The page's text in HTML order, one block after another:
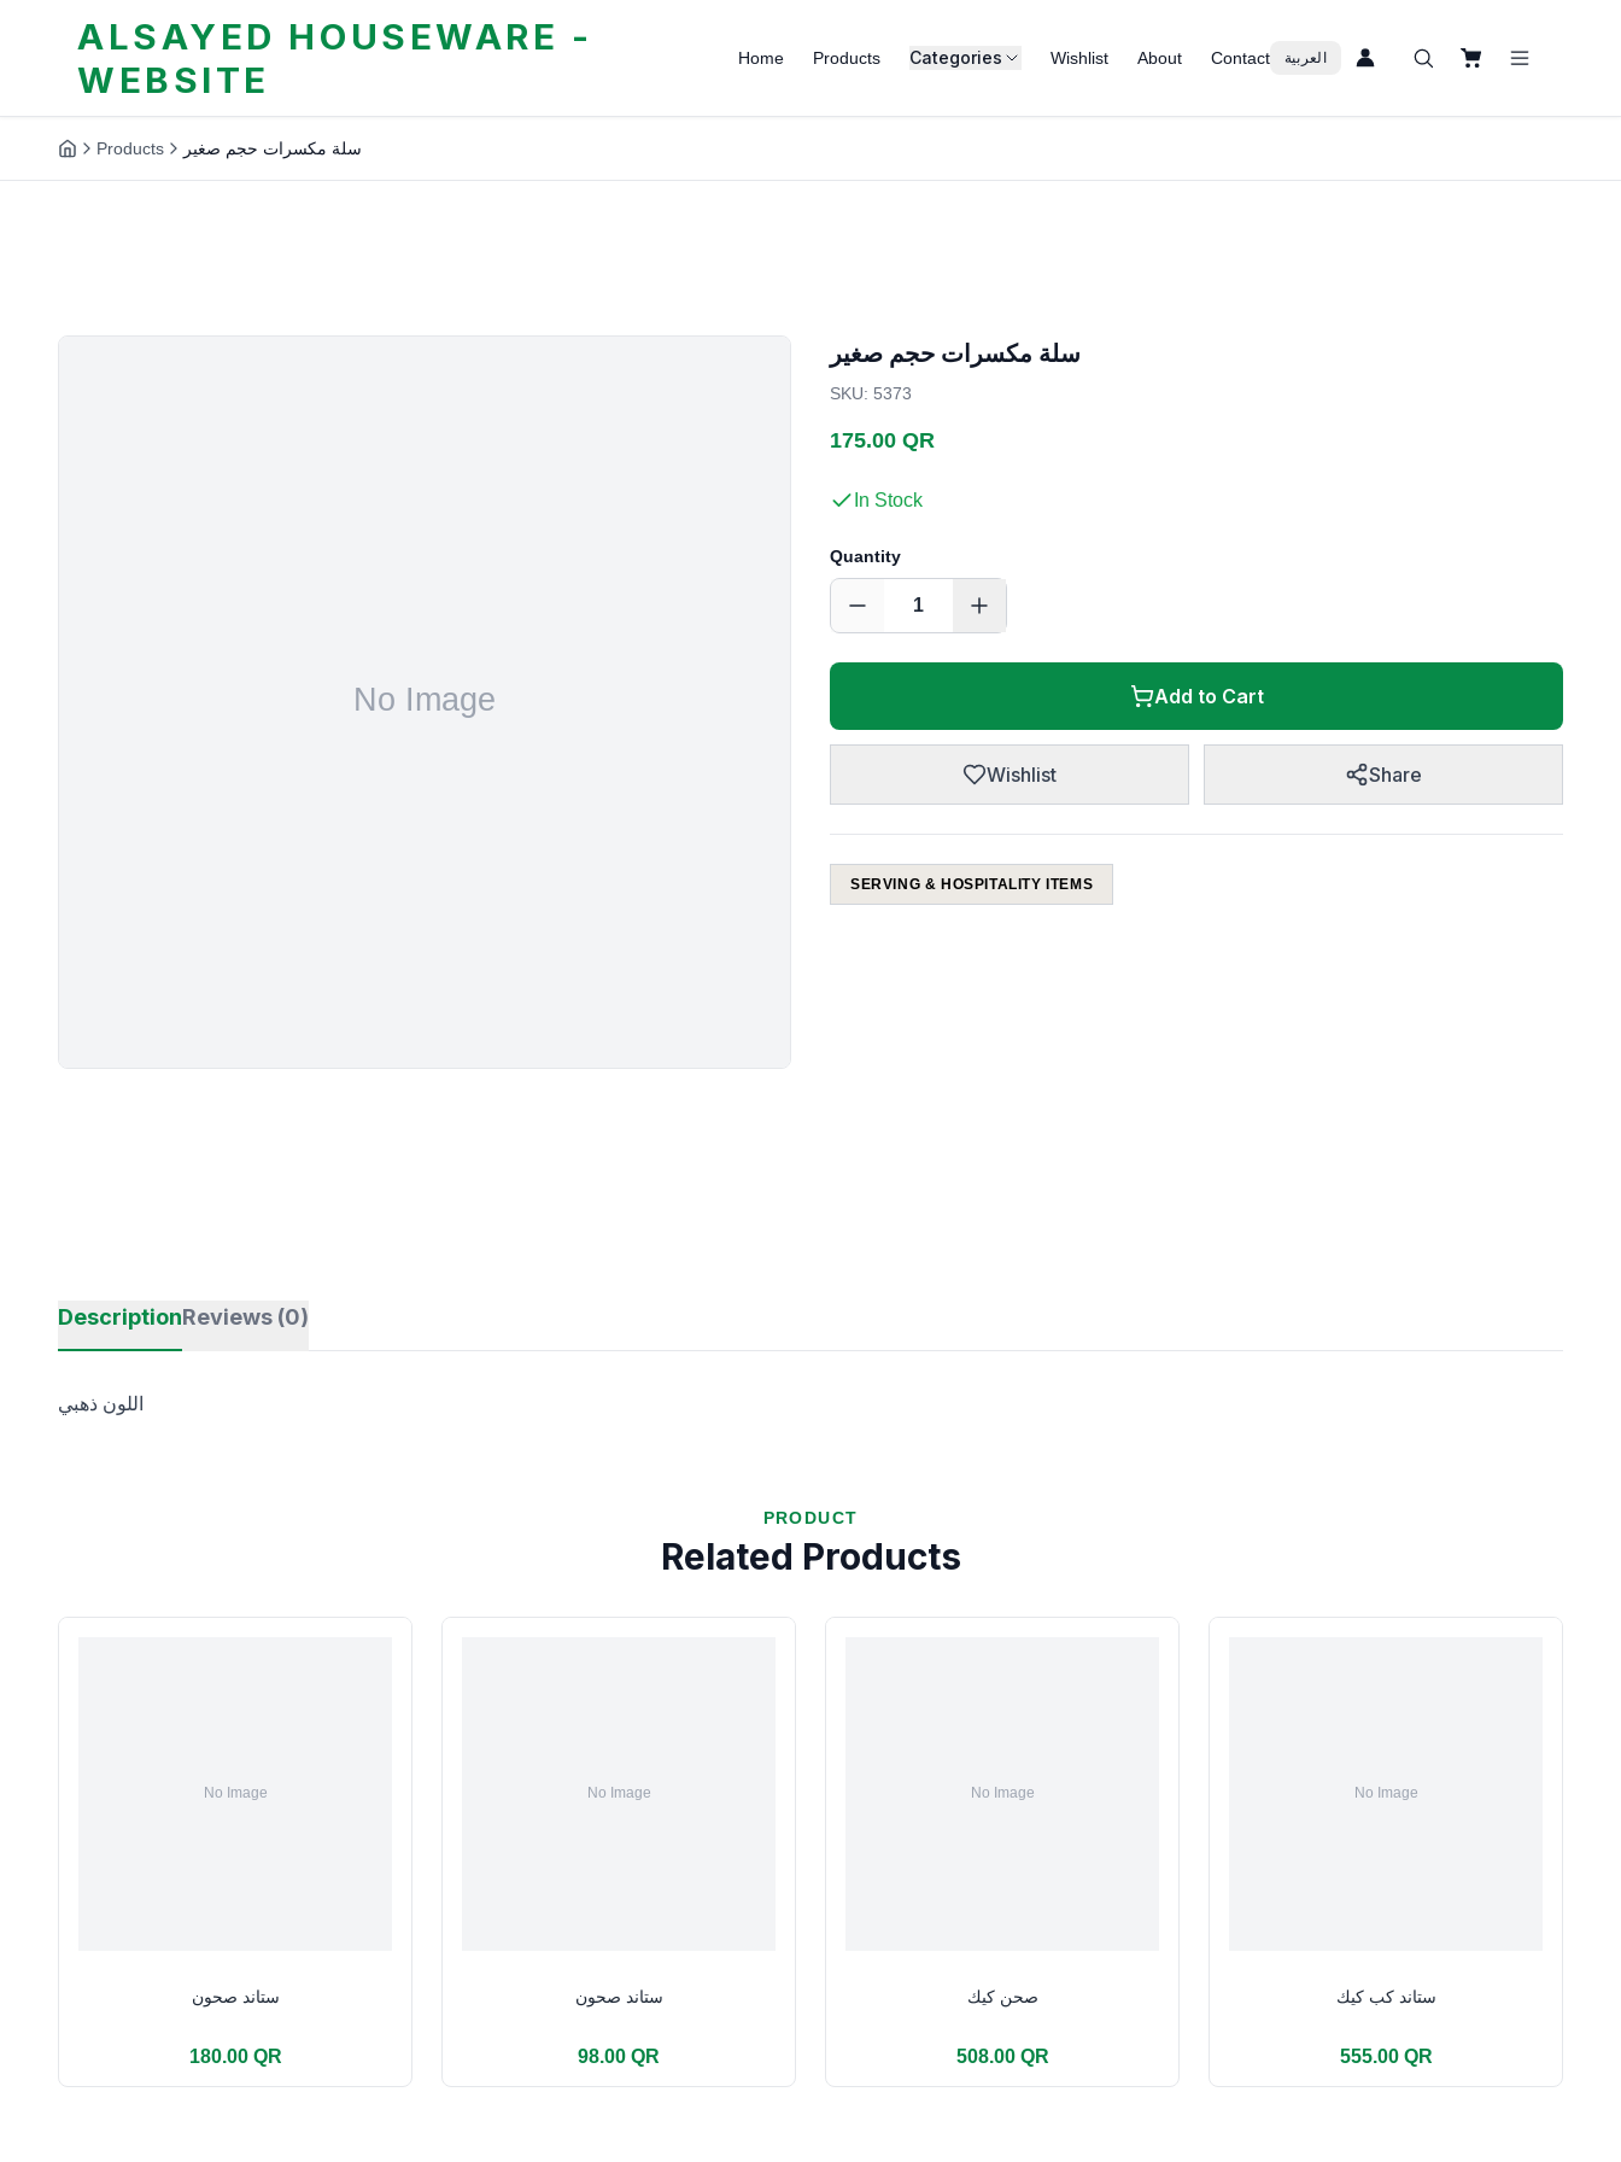
ALSAYED HOUSEWARE -
WEBSITE
Home Products Categories Wishlist About Contact العربية
Products سلة مكسرات حجم صغير
سلة مكسرات حجم صغير
SKU: 5373
175.00 QR
In Stock
Quantity
1
Add to Cart
Wishlist Share
SERVING & HOSPITALITY ITEMS
DescriptionReviews (0)
اللون ذهبي
PRODUCT
Related Products
ستاند صحون
180.00 QR
ستاند صحون
98.00 QR
صحن كيك
508.00 QR
ستاند كب كيك
555.00 QR